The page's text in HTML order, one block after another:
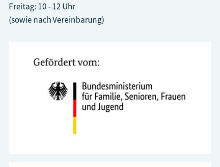
Freitag: 10 - 12 Uhr
(sowie nach Vereinbarung)